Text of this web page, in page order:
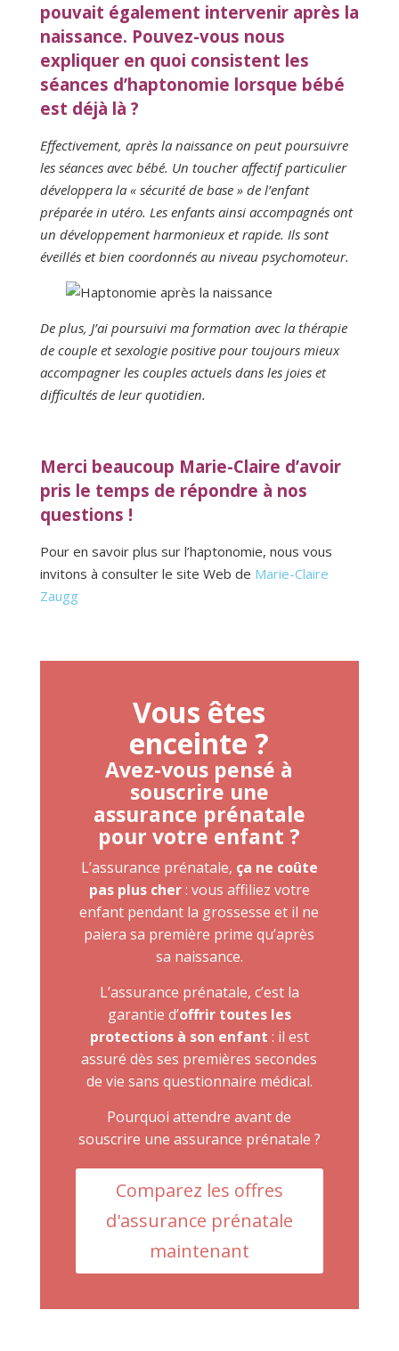
pouvait également intervenir après la
naissance. Pouvez-vous nous
expliquer en quoi consistent les
séances d’haptonomie lorsque bébé
est déjà là ?
Effectivement, après la naissance on peut poursuivre
les séances avec bébé. Un toucher affectif particulier
développera la « sécurité de base » de l’enfant
préparée in utéro. Les enfants ainsi accompagnés ont
un développement harmonieux et rapide. Ils sont
éveillés et bien coordonnés au niveau psychomoteur.
De plus, J’ai poursuivi ma formation avec la thérapie
de couple et sexologie positive pour toujours mieux
accompagner les couples actuels dans les joies et
difficultés de leur quotidien.
Merci beaucoup Marie-Claire d’avoir
pris le temps de répondre à nos
questions !
Pour en savoir plus sur l’haptonomie, nous vous
invitons à consulter le site Web de Marie-Claire
Zaugg
Vous êtes
enceinte ?
Avez-vous pensé à
souscrire une
assurance prénatale
pour votre enfant ?
L’assurance prénatale, ça ne coûte
pas plus cher: vous affiliez votre
enfant pendant la grossesse et il ne
paiera sa première prime qu’après
sa naissance.
L’assurance prénatale, c’est la
garantie d’offrir toutes les
protections à son enfant : il est
assuré dès ses premières secondes
de vie sans questionnaire médical.
Pourquoi attendre avant de
souscrire une assurance prénatale ?
Comparez les offres
d'assurance prénatale
maintenant